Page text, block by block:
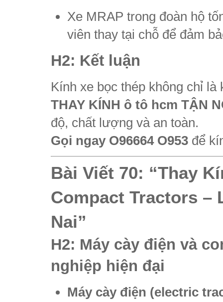
Xe MRAP trong đoàn hộ
viên thay tại chỗ để đảm
H2: Kết luận
Kính xe bọc thép không chỉ
THAY KÍNH ô tô hcm TẬN
độ, chất lượng và an toàn.
Gọi ngay O96664 O953 để
Bài Viết 70: “Thay
Compact Tractors –
Nai”
H2: Máy cày điện và
nghiệp hiện đại
Máy cày điện (electric